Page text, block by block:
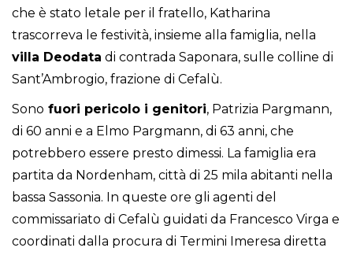
che è stato letale per il fratello, Katharina
trascorreva le festività, insieme alla famiglia, nella
villa Deodata di contrada Saponara, sulle colline di
Sant’Ambrogio, frazione di Cefalù.
Sono fuori pericolo i genitori, Patrizia Pargmann,
di 60 anni e a Elmo Pargmann, di 63 anni, che
potrebbero essere presto dimessi. La famiglia era
partita da Nordenham, città di 25 mila abitanti nella
bassa Sassonia. In queste ore gli agenti del
commissariato di Cefalù guidati da Francesco Virga e
coordinati dalla procura di Termini Imeresa diretta